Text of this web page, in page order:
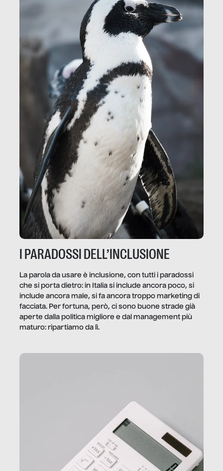
I PARADOSSI DELL’INCLUSIONE
La parola da usare è inclusione, con tutti i paradossi
che si porta dietro: in Italia si include ancora poco, si
include ancora male, si fa ancora troppo marketing di
facciata. Per fortuna, però, ci sono buone strade già
aperte dalla politica migliore e dal management più
maturo: ripartiamo da lì.